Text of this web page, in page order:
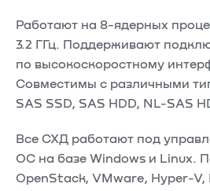
Работают на 8-ядерных
3.2 ГГц. Поддерживают
по высокоскоростному
Совместимы с различными
SAS SSD, SAS HDD, NL-SAS
Все СХД работают под
ОС на базе Windows и Linux.
OpenStack, VMware, Hyper-V,